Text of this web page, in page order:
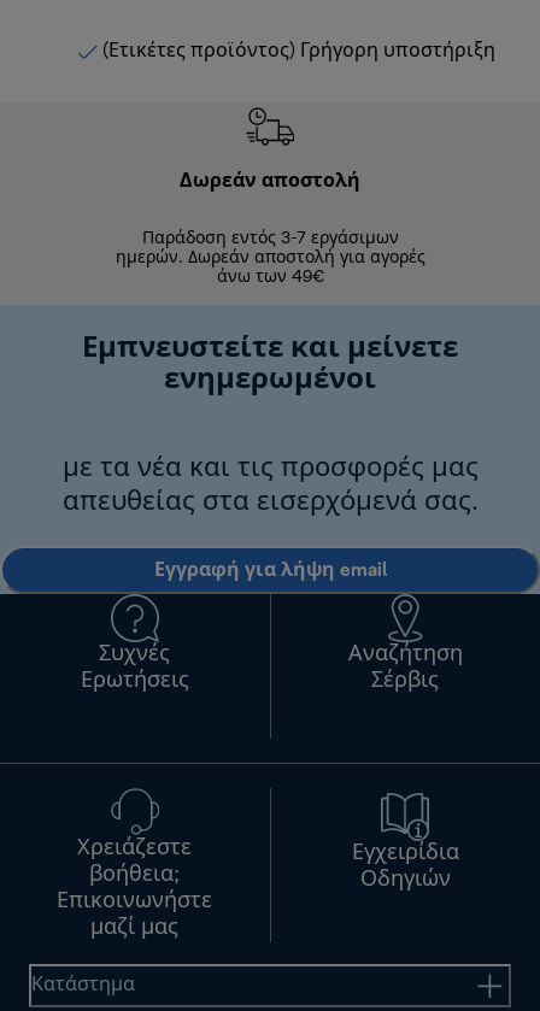
(Ετικέτες προϊόντος) Γρήγορη υποστήριξη
Δωρεάν αποστολή
Παράδοση εντός 3-7 εργάσιμων
ημερών. Δωρεάν αποστολή για αγορές
άνω των 49€
Εμπνευστείτε και μείνετε
ενημερωμένοι
με τα νέα και τις προσφορές μας
απευθείας στα εισερχόμενά σας.
Εγγραφή για λήψη email
Συχνές
Ερωτήσεις
Αναζήτηση
Σέρβις
Χρειάζεστε
βοήθεια;
Επικοινωνήστε
μαζί μας
Εγχειρίδια
Οδηγιών
Κατάστημα